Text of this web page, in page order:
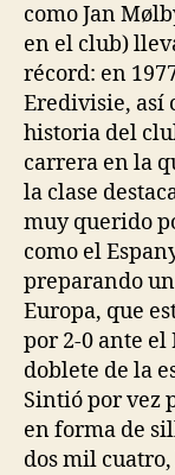
como Jan
en el club)
récord: en
Eredivisie, así
historia del
carrera en la
la clase
muy querido
como el
preparando
Europa, que
por 2-0 ante
doblete de la
Sintió por vez
en forma de
dos mil